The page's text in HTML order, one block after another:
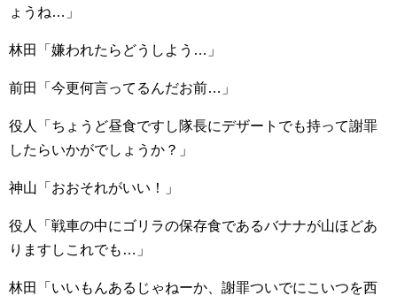
ょうね…」
林田「嫌われたらどうしよう…」
前田「今更何言ってるんだお前…」
役人「ちょうど昼食ですし隊長にデザートでも持って謝罪
したらいかがでしょうか？」
神山「おおそれがいい！」
役人「戦車の中にゴリラの保存食であるバナナが山ほどあ
りますしこれでも…」
林田「いいもんあるじゃねーか、謝罪ついでにこいつを西